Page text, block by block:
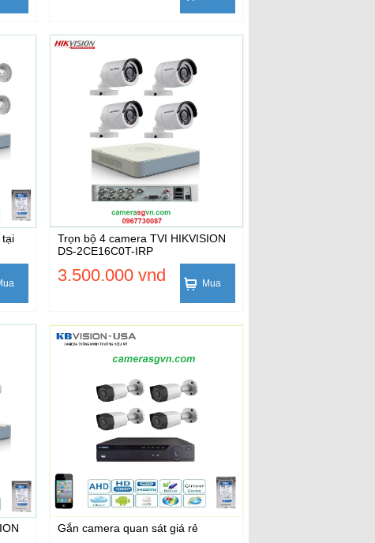
tại
Trọn bộ 4 camera TVI HIKVISION
DS-2CE16C0T-IRP
3.500.000 vnd Mua
Gắn camera quan sát giá rẻ